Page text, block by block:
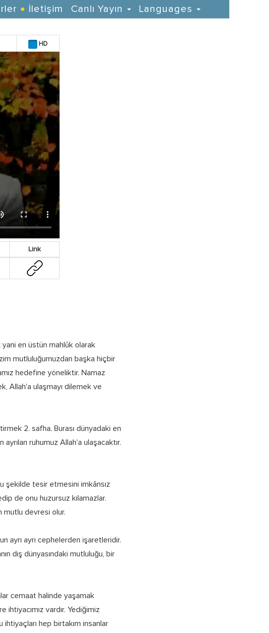
İletişim Canlı Yayın Languages
HD
Link
yani en üstün mahlûk olarak
mutluluğumuzdan başka hiçbir
hedefine yöneliktir. Namaz
Allah'a ulaşmayı dilemek ve
2. safha. Burası dünyadaki en
ruhumuz Allah'a ulaşacaktır.
şekilde tesir etmesini imkânsız
de onu huzursuz kılamazlar.
mutlu devresi olur.
ayrı ayrı cephelerden işaretleridir.
dış dünyasındaki mutluluğu, bir
cemaat halinde yaşamak
ihtiyacımız vardır. Yediğimiz
hep birtakım insanlar